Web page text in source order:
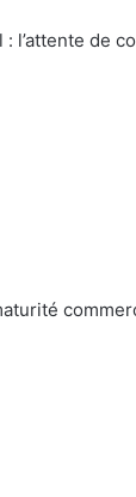
: l’attente de